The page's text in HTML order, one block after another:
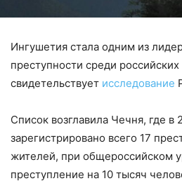
Ингушетия стала одним из
преступности среди
свидетельствует исследование
Список возглавила Чечня, где в
зарегистрировано всего 17
жителей, при общероссийском
преступление на 10 тысяч